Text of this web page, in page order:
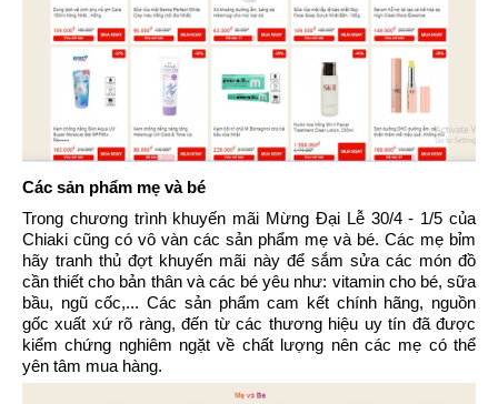
Các sản phẩm mẹ và bé
Trong chương trình khuyến mãi Mừng Đại Lễ 30/4 - 1/5 của
Chiaki cũng có vô vàn các sản phẩm mẹ và bé. Các mẹ bỉm
hãy tranh thủ đợt khuyến mãi này để sắm sửa các món đồ
cần thiết cho bản thân và các bé yêu như: vitamin cho bé, sữa
bầu, ngũ cốc,... Các sản phẩm cam kết chính hãng, nguồn
gốc xuất xứ rõ ràng, đến từ các thương hiệu uy tín đã được
kiểm chứng nghiêm ngặt về chất lượng nên các mẹ có thể
yên tâm mua hàng.